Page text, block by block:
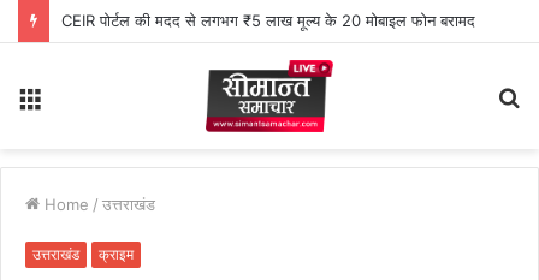
CEIR पोर्टल की मदद से लगभग ₹5 लाख मूल्य के 20 मोबाइल फोन बरामद
Home / उत्तराखंड
उत्तराखंड क्राइम